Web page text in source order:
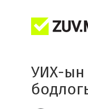
УИХ-ын